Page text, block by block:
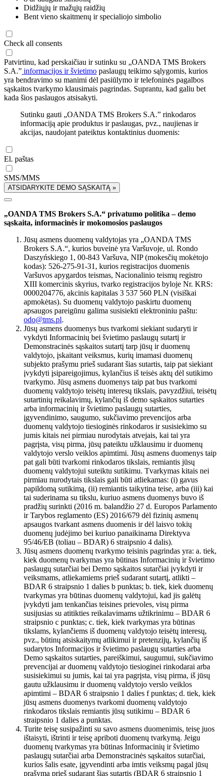
Didžiųjų ir mažųjų raidžių
Bent vieno skaitmenų ir specialiojo simbolio
Check all consents
Patvirtinu, kad perskaičiau ir sutinku su „OANDA TMS Brokers
S.A.” informacijos ir švietimo paslaugų teikimo sąlygomis, kurios
yra bendravimo su manimi dėl pasiūlymo ir telefoninės pagalbos
sąskaitos tvarkymo klausimais pagrindas. Suprantu, kad galiu bet
kada šios paslaugos atsisakyti.
Sutinku gauti „OANDA TMS Brokers S.A.” rinkodaros
informaciją apie produktus ir paslaugas, pvz., naujienas ir
akcijas, naudojant pateiktus kontaktinius duomenis:
El. paštas
SMS/MMS
ATSIDARYKITE DEMO SĄSKAITĄ »
„OANDA TMS Brokers S.A.“ privatumo politika – demo
sąskaita, informacinės ir mokomosios paslaugos
Jūsų asmens duomenų valdytojas yra „OANDA TMS
Brokers S.A.“, kurios buveinė yra Varšuvoje, ul. Rondo
Daszyńskiego 1, 00-843 Varšuva, NIP (mokesčių mokėtojo
kodas): 526-275-91-31, kurios registracijos duomenis
Varšuvos apygardos teismas, Nacionalinio teismų registro
XIII komercinis skyrius, tvarko registracijos byloje Nr. KRS:
0000204776, akcinis kapitalas 3 537 560 PLN (visiškai
apmokėtas). Su duomenų valdytojo paskirtu duomenų
apsaugos pareigūnu galima susisiekti elektroniniu paštu:
odo@tms.pl.
Jūsų asmens duomenys bus tvarkomi siekiant sudaryti ir
vykdyti Informacinių bei švietimo paslaugų sutartį ir
Demonstracinės sąskaitos sutartį tarp jūsų ir duomenų
valdytojo, įskaitant veiksmus, kurių imamasi duomenų
subjekto prašymu prieš sudarant šias sutartis, taip pat siekiant
įvykdyti įsipareigojimus, kylančius iš teisės aktų dėl sutikimo
tvarkymo. Jūsų asmens duomenys taip pat bus tvarkomi
duomenų valdytojo teisėtų interesų tikslais, pavyzdžiui, teisėtų
sutartinių reikalavimų, kylančių iš demo sąskaitos sutarties
arba informacinių ir švietimo paslaugų sutarties,
įgyvendinimo, saugumo, sukčiavimo prevencijos arba
duomenų valdytojo tiesioginės rinkodaros ir susisiekimo su
jumis kitais nei pirmiau nurodytais atvejais, kai tai yra
pagrįsta, visų pirma, jūsų pateiktu užklausimu ir duomenų
valdytojo verslo veiklos apimtimi. Jūsų asmens duomenys taip
pat gali būti tvarkomi rinkodaros tikslais, remiantis jūsų
duomenų valdytojui suteiktu sutikimu. Tvarkymas kitais nei
pirmiau nurodytais tikslais gali būti atliekamas: (i) gavus
papildomą sutikimą, (ii) remiantis taikytina teise, arba (iii) kai
tai suderinama su tikslu, kuriuo asmens duomenys buvo iš
pradžių surinkti (2016 m. balandžio 27 d. Europos Parlamento
ir Tarybos reglamento (ES) 2016/679 dėl fizinių asmenų
apsaugos tvarkant asmens duomenis ir dėl laisvo tokių
duomenų judėjimo bei kuriuo panaikinama Direktyva
95/46/EB (toliau – BDAR) 6 straipsnio 4 dalis).
Jūsų asmens duomenų tvarkymo teisinis pagrindas yra: a. tiek,
kiek duomenų tvarkymas yra būtinas Informacinių ir švietimo
paslaugų sutarčiai bei Demo sąskaitos sutarčiai įvykdyti ir
veiksmams, atliekamiems prieš sudarant sutartį, atlikti –
BDAR 6 straipsnio 1 dalies b punktas; b. tiek, kiek duomenų
tvarkymas yra būtinas duomenų valdytojui, kad jis galėtų
įvykdyti jam tenkančias teisines prievoles, visų pirma
susijusias su atitikties reikalavimams užtikrinimu – BDAR 6
straipsnio c punktas; c. tiek, kiek tvarkymas yra būtinas
tikslams, kylančiems iš duomenų valdytojo teisėtų interesų,
pvz., būtinų atsiskaitymų atlikimui ir pretenzijų, kylančių iš
sudarytos Informacijos ir švietimo paslaugų sutarties arba
Demo sąskaitos sutarties, pareiškimui, saugumui, sukčiavimo
prevencijai ar duomenų valdytojo tiesioginei rinkodarai arba
susisiekimui su jumis, kai tai yra pagrįsta, visų pirma, iš jūsų
gautu užklausimu ir duomenų valdytojo verslo veiklos
apimtimi – BDAR 6 straipsnio 1 dalies f punktas; d. tiek, kiek
jūsų asmens duomenys tvarkomi duomenų valdytojo
rinkodaros tikslais remiantis jūsų sutikimu – BDAR 6
straipsnio 1 dalies a punktas.
Turite teisę susipažinti su savo asmens duomenimis, teisę juos
ištaisyti, ištrinti ir teisę apriboti duomenų tvarkymą. Jeigu
duomenų tvarkymas yra būtinas Informacinių ir švietimo
paslaugų sutarčiai arba Demonstracinės sąskaitos sutarčiai,
kurios šalis esate, įgyvendinti arba imtis veiksmų pagal jūsų
prašymą prieš sudarant šias sutartis (BDAR 6 straipsnio 1